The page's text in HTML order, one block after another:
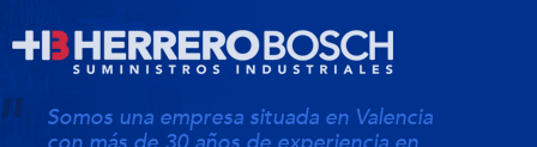
Somos una empresa situada en Valencia